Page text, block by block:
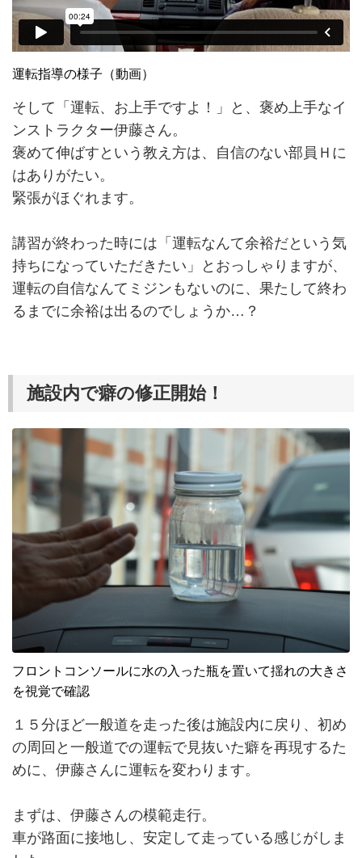
運転指導の様子（動画）
そして「運転、お上手ですよ！」と、褒め上手なイ
ンストラクター伊藤さん。
褒めて伸ばすという教え方は、自信のない部員Ｈに
はありがたい。
緊張がほぐれます。
講習が終わった時には「運転なんて余裕だという気
持ちになっていただきたい」とおっしゃりますが、
運転の自信なんてミジンもないのに、果たして終わ
るまでに余裕は出るのでしょうか…？
施設内で癖の修正開始！
フロントコンソールに水の入った瓶を置いて揺れの大きさ
を視覚で確認
１５分ほど一般道を走った後は施設内に戻り、初め
の周回と一般道での運転で見抜いた癖を再現するた
めに、伊藤さんに運転を変わります。
まずは、伊藤さんの模範走行。
車が路面に接地し、安定して走っている感じがしま